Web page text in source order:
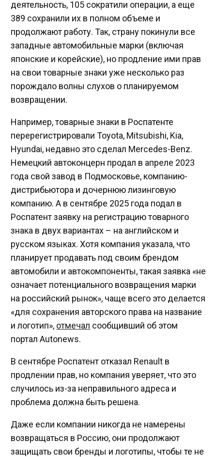
деятельность, 105 сократили операции, а еще
389 сохранили их в полном объеме и
продолжают работу. Так, страну покинули все
западные автомобильные марки (включая
японские и корейские), но продление ими прав
на свои товарные знаки уже несколько раз
порождало волны слухов о планируемом
возвращении.
Например, товарные знаки в Роспатенте
перерегистрировали Toyota, Mitsubishi, Kia,
Hyundai, недавно это сделал Mercedes-Benz.
Немецкий автоконцерн продал в апреле 2023
года свой завод в Подмосковье, компанию-
дистрибьютора и дочернюю лизинговую
компанию. А в сентябре 2025 года подал в
Роспатент заявку на регистрацию товарного
знака в двух вариантах – на английском и
русском языках. Хотя компания указала, что
планирует продавать под своим брендом
автомобили и автокомпоненты, такая заявка «не
означает потенциального возвращения марки
на российский рынок», чаще всего это делается
«для сохранения авторского права на название
и логотип», отмечал сообщивший об этом
портал Autonews.
В сентябре Роспатент отказал Renault в
продлении прав, но компания уверяет, что это
случилось из-за неправильного адреса и
проблема должна быть решена.
Даже если компании никогда не намерены
возвращаться в Россию, они продолжают
защищать свои бренды и логотипы, чтобы те не